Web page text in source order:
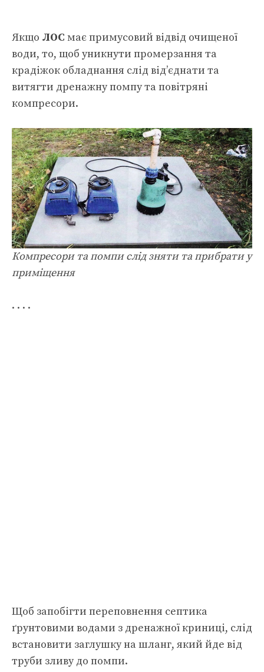
Якщо ЛОС має примусовий відвід очищеної
води, то, щоб уникнути промерзання та
крадіжок обладнання слід від’єднати та
витягти дренажну помпу та повітряні
компресори.
Компресори та помпи слід зняти та прибрати у
приміщення
. . . .
Щоб запобігти переповнення септика
ґрунтовими водами з дренажної криниці, слід
встановити заглушку на шланг, який йде від
труби зливу до помпи.